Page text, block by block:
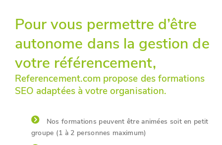
Pour vous permettre d’être
autonome dans la gestion de
votre référencement,
Referencement.com propose des formations
SEO adaptées à votre organisation.
Nos formations peuvent être animées soit en petit
groupe (1 à 2 personnes maximum)